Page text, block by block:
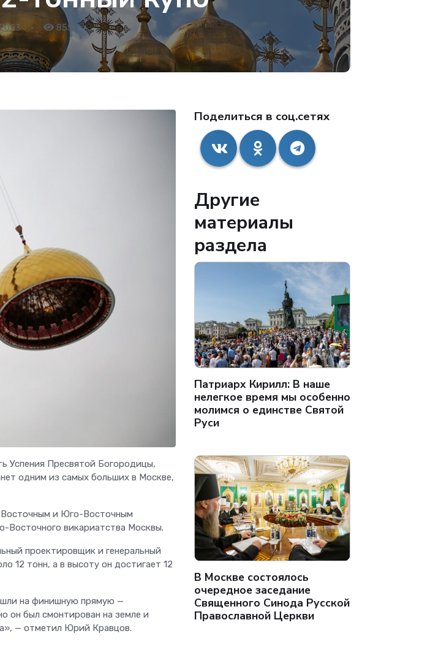
• 855
Успения Пресвятой Богородицы,
одним из самых больших в Москве,
Восточным и Юго-Восточным
Восточного викариатства Москвы.
проектировщик и генеральный
12 тонн, а в высоту он достигает 12
на финишную прямую —
он был смонтирован на земле и
— отметил Юрий Кравцов.
Поделиться в соц.сетях
Другие
материалы
раздела
Патриарх Кирилл: В наше
нелегкое время мы особенно
молимся о единстве Святой
Руси
В Москве состоялось
очередное заседание
Священного Синода Русской
Православной Церкви